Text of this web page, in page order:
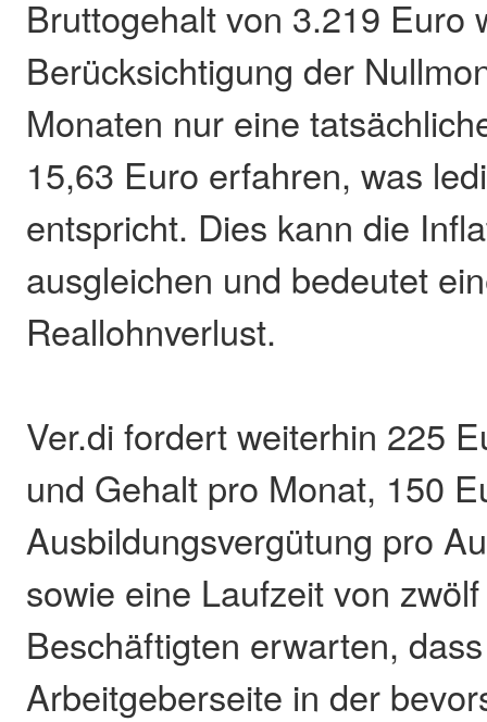
Bruttogehalt von 3.219 Euro
Berücksichtigung der
Monaten nur eine
15,63 Euro erfahren, was
entspricht. Dies kann die
ausgleichen und bedeutet
Reallohnverlust.
Ver.di fordert weiterhin 225
und Gehalt pro Monat, 150
Ausbildungsvergütung pro
sowie eine Laufzeit von
Beschäftigten erwarten,
Arbeitgeberseite in der